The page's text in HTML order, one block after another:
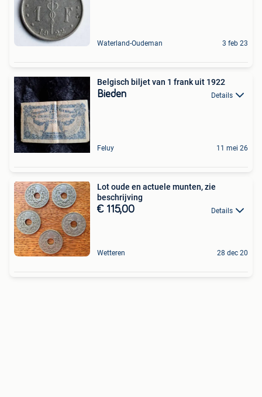
Waterland-Oudeman 3 feb 23
Belgisch biljet van 1 frank uit 1922
Bieden Details
Feluy 11 mei 26
Lot oude en actuele munten, zie
beschrijving
€ 115,00 Details
Wetteren 28 dec 20